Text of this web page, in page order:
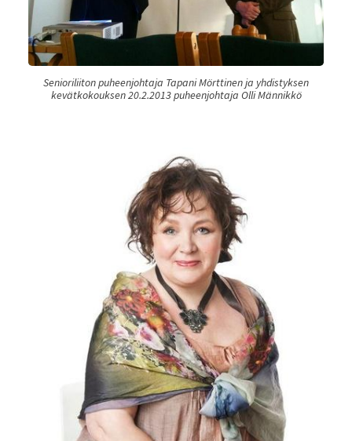
Senioriliiton puheenjohtaja Tapani Mörttinen ja yhdistyksen
kevätkokouksen 20.2.2013 puheenjohtaja Olli Männikkö